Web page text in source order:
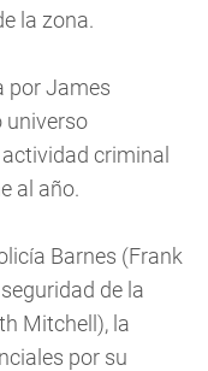
la zona.
por James
universo
criminal
al año.
Barnes (Frank
de la
Mitchell), la
por su